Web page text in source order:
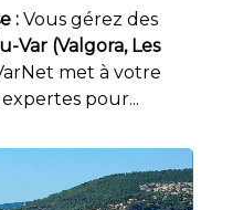
: Vous gérez des
Var (Valgora, Les
met à votre
pour...